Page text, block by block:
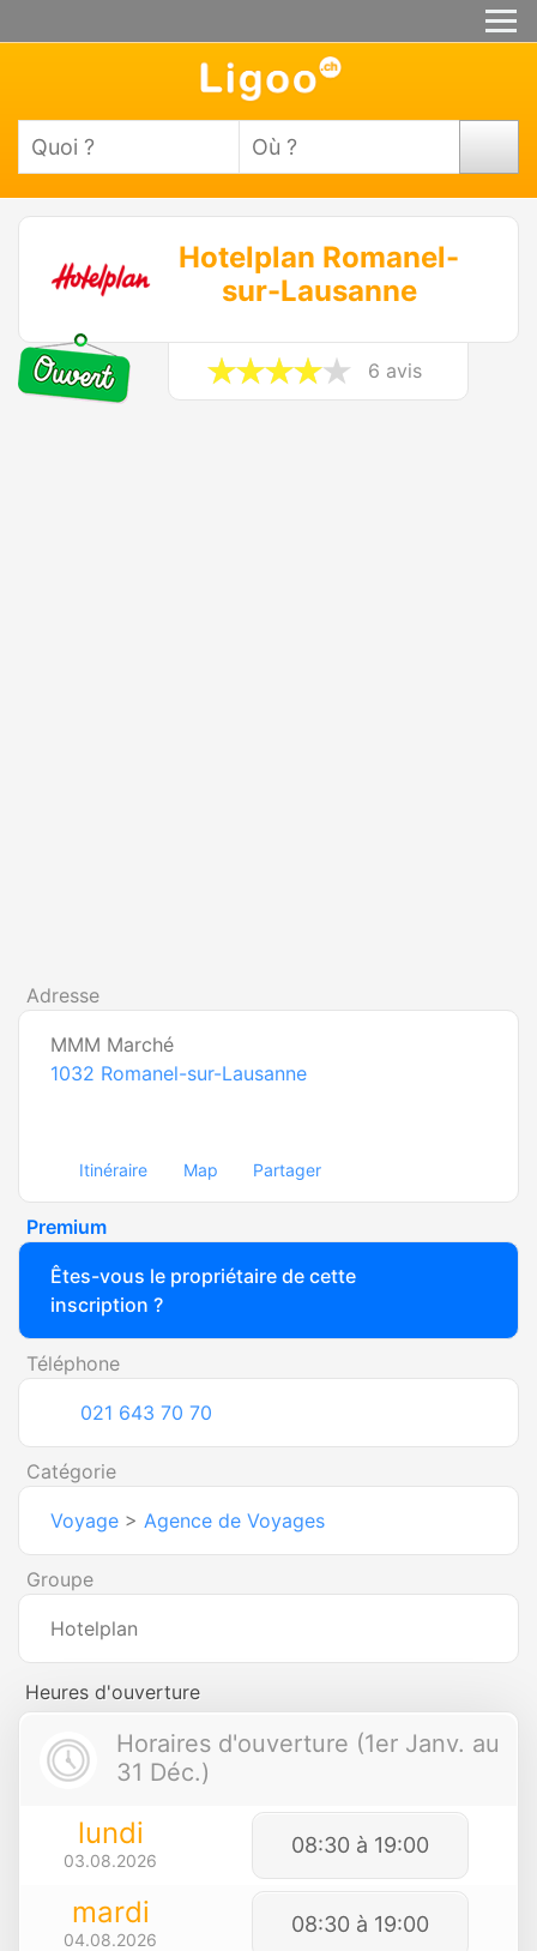
Hotelplan Romanel-
sur-Lausanne
6 avis
Adresse
MMM Marché
1032 Romanel-sur-Lausanne
Itinéraire Map Partager
Premium
Êtes-vous le propriétaire de cette
inscription ?
Téléphone
021 643 70 70
Catégorie
Voyage > Agence de Voyages
Groupe
Hotelplan
Heures d'ouverture
Horaires d'ouverture (1er Janv. au
31 Déc.)
lundi
03.08.2026
08:30 à 19:00
mardi
04.08.2026
08:30 à 19:00